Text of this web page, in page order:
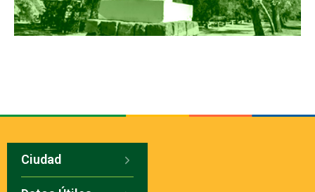
Ciudad